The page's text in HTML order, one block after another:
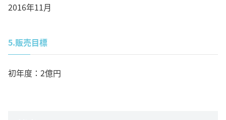
2016年11月
5.販売目標
初年度：2億円